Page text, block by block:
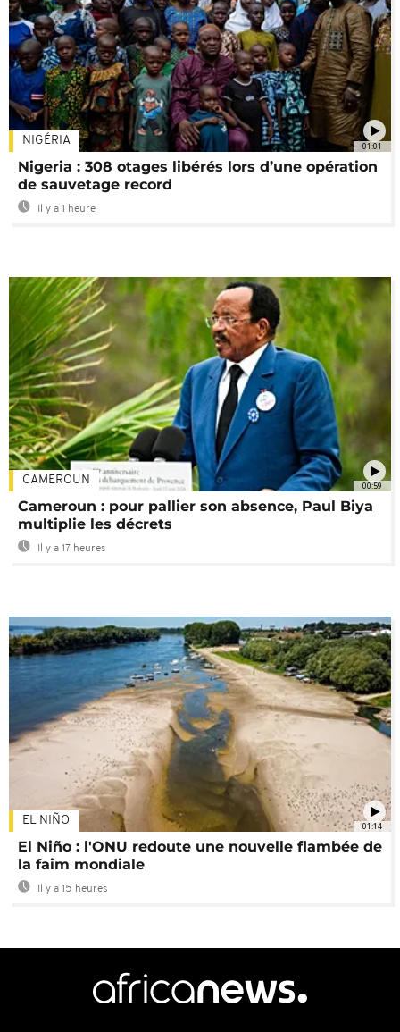
01:01
NIGÉRIA
Nigeria : 308 otages libérés lors d’une opération
de sauvetage record
Il y a 1 heure
00:59
CAMEROUN
Cameroun : pour pallier son absence, Paul Biya
multiplie les décrets
Il y a 17 heures
01:14
EL NIÑO
El Niño : l'ONU redoute une nouvelle flambée de
la faim mondiale
Il y a 15 heures